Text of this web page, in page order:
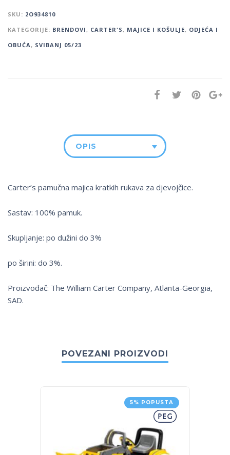
SKU: 2O934810
KATEGORIJE: BRENDOVI, CARTER'S, MAJICE I KOŠULJE, ODJEĆA I
OBUĆA, SVIBANJ 05/23
OPIS
Carter’s pamučna majica kratkih rukava za djevojčice.
Sastav: 100% pamuk.
Skupljanje: po dužini do 3%
po širini: do 3%.
Proizvođač: The William Carter Company, Atlanta-Georgia,
SAD.
POVEZANI PROIZVODI
5% POPUSTA